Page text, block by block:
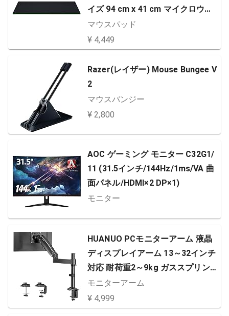
イズ 94 cm x 41 cm マイクロウェ
ーブクロス 【日本正規代理店保証
品】 RZ02-03330400-R3M1
マウスパッド
¥ 4,449
Razer(レイザー) Mouse Bungee V
2
マウスバンジー
¥ 2,800
AOC ゲーミング モニター C32G1/
11 (31.5インチ/144Hz/1ms/VA 曲
面パネル/HDMI×2 DP×1)
モニター
HUANUO PCモニターアーム 液晶
ディスプレイアーム 13～32インチ
対応 耐荷重2～9kg ガススプリング
式 グロメット式＆クランプ式 VES
A100*100 多角度調節 ケーブル収
納
モニターアーム
¥ 4,999